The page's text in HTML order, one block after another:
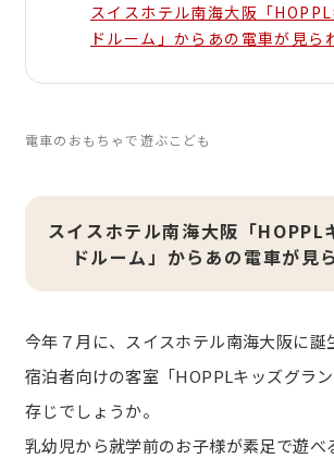
スイスホテル南海大阪「
ドルーム」からあの電車が見ら
電車のおもちゃで遊ぶこども
スイスホテル南海大阪「HOPPL
ドルーム」からあの電車が見
今年７月に、スイスホテル南海大阪に誕
宿泊者向けの客室「HOPPLキッズグラ
存じでしょうか。
乳幼児から就学前のお子様が素足で遊べ